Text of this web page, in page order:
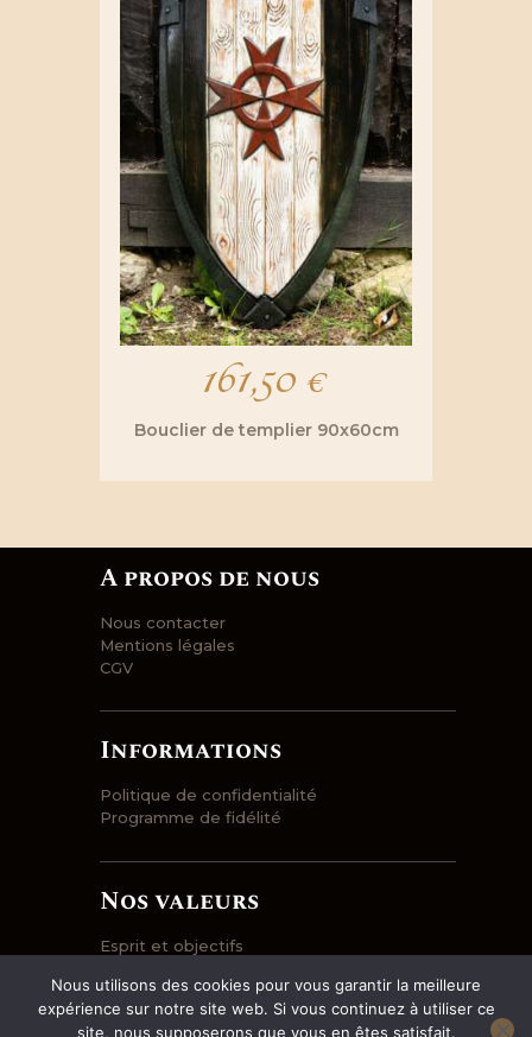
161,50€
Bouclier de templier 90x60cm
Les
sur
page
produit
A propos de nous
Nous contacter
Mentions légales
CGV
Informations
Politique de confidentialité
Programme de fidélité
Nos valeurs
Esprit et objectifs
Prix et qualité
Entrepôt et logistique
Nous utilisons des cookies pour vous garantir la meilleure
expérience sur notre site web. Si vous continuez à utiliser ce
site, nous supposerons que vous en êtes satisfait.